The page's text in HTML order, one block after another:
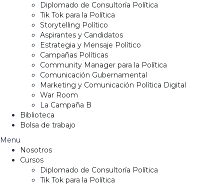
Diplomado de Consultoría Política
Tik Tok para la Política
Storytelling Político
Aspirantes y Candidatos
Estrategia y Mensaje Político
Campañas Políticas
Community Manager para la Política
Comunicación Gubernamental
Marketing y Comunicación Política Digital
War Room
La Campaña B
Biblioteca
Bolsa de trabajo
Menu
Nosotros
Cursos
Diplomado de Consultoría Política
Tik Tok para la Política